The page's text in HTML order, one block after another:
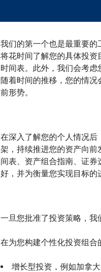
我们的第一个也是最重要
将花时间了解您的具体投
时间表。此外，我们会考虑
随着时间的推移，您的情
前形势。
在深入了解您的个人情况
架，持续推进您的资产向
间表、资产组合指南、证
好，并为衡量您实现目标的
一旦您批准了投资策略，
在为您构建个性化投资组
增长型投资，例如加拿